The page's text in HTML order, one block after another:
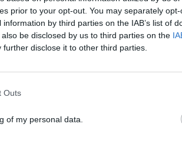
prior to your opt-out. You may separately
by third parties on the IAB’s list of
be disclosed by us to third parties on the
further disclose it to other third parties.
Outs
of my personal data.